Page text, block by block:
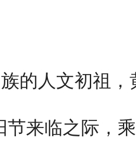
的人文初祖
节来临之际，